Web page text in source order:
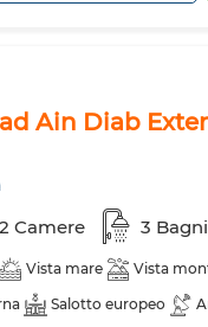
Ain Diab
2 Camere 3 Bagni
Vista mare Vista
Salotto europeo